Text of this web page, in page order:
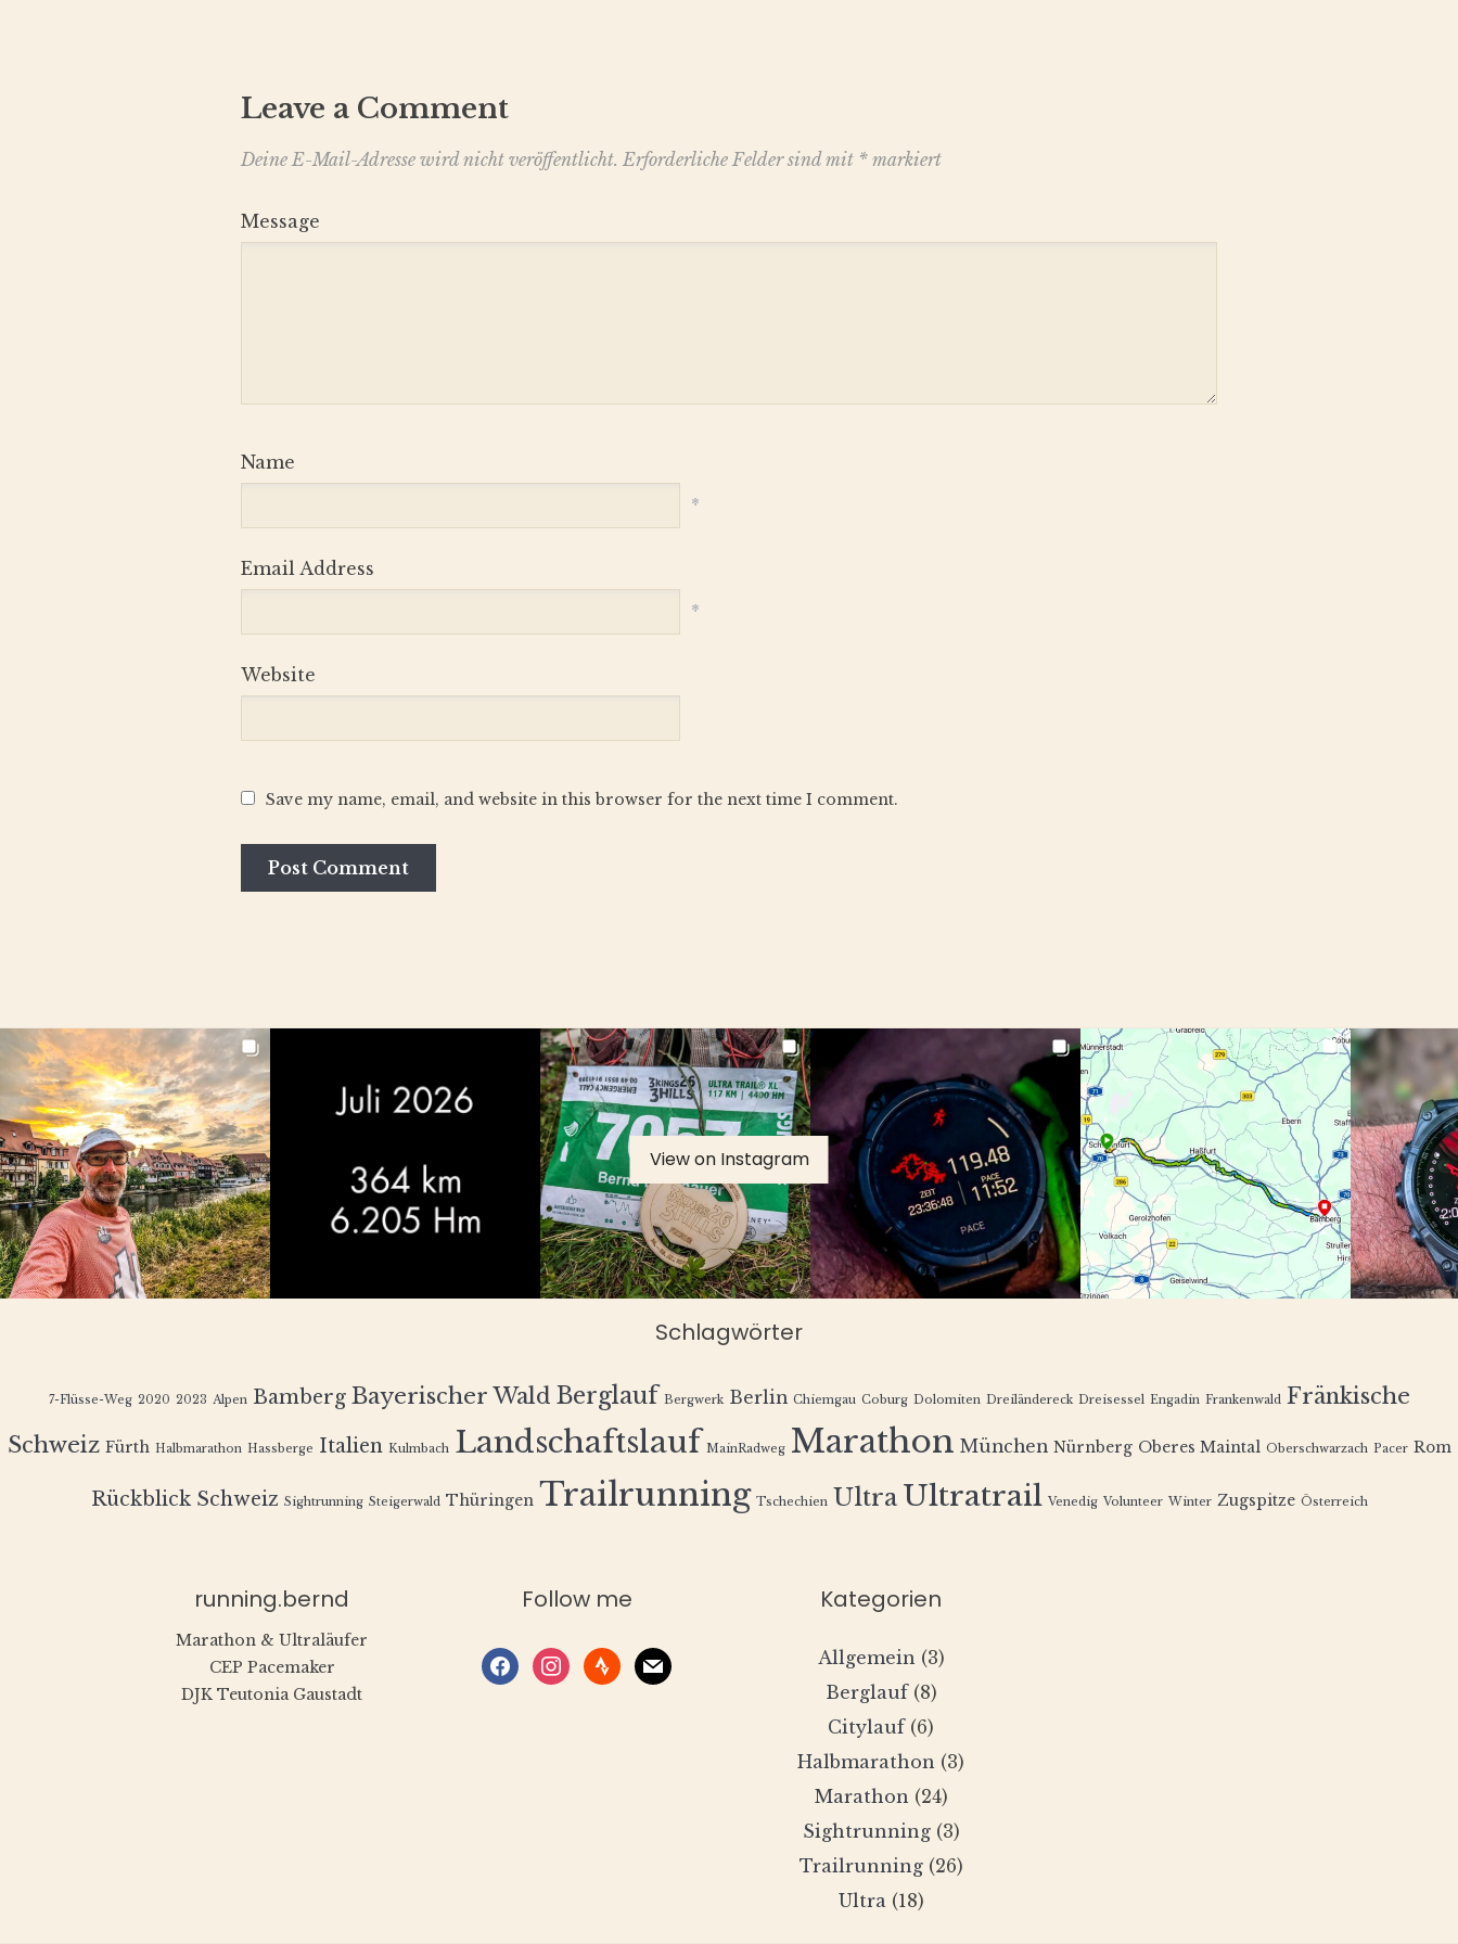
Leave a Comment
Deine E-Mail-Adresse wird nicht veröffentlicht. Erforderliche Felder sind mit *markiert
Message
Name
*
Email Address
*
Website
Save my name, email, and website in this browser for the next time I comment.
View on Instagram
Schlagwörter
7-Flüsse-Weg 2020 2023 Alpen Bamberg Bayerischer Wald Berglauf Bergwerk Berlin Chiemgau Coburg Dolomiten Dreiländereck Dreisessel Engadin Frankenwald Fränkische
Schweiz Fürth Halbmarathon Hassberge Italien Kulmbach Landschaftslauf MainRadweg Marathon München Nürnberg Oberes Maintal Oberschwarzach Pacer Rom
Rückblick Schweiz Sightrunning Steigerwald Thüringen Trailrunning Tschechien Ultra Ultratrail Venedig Volunteer Winter Zugspitze Österreich
running.bernd
Marathon & Ultraläufer
CEP Pacemaker
DJK Teutonia Gaustadt
Follow me
facebookinstagram
stravamail
Kategorien
Allgemein (3)
Berglauf(8)
Citylauf(6)
Halbmarathon (3)
Marathon (24)
Sightrunning(3)
Trailrunning(26)
Ultra(18)